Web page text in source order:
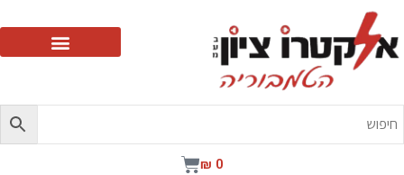
₪ 0
עגלת